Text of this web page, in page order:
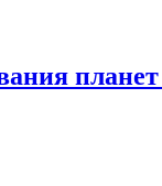
планет